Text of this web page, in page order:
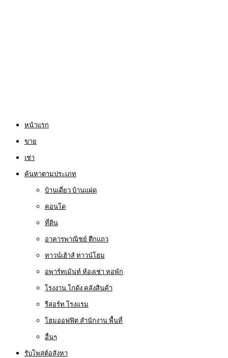
หน้าแรก
ขาย
เช่า
ค้นหาตามประเภท
บ้านเดี่ยว บ้านแฝด
คอนโด
ที่ดิน
อาคารพาณิชย์ ตึกแถว
ทาวน์เฮ้าส์ ทาวน์โฮม
อพาร์ทเม้นท์ ห้องเช่า หอพัก
โรงงาน โกดัง คลังสินค้า
รีสอร์ท โรงแรม
โฮมออฟฟิต สำนักงาน พื้นที่
อื่นๆ
รับโพสต์อสังหา